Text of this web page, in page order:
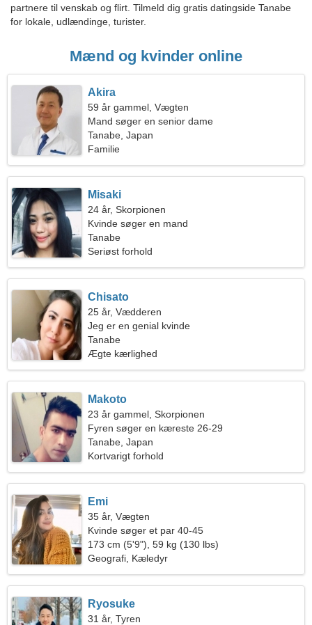
partnere til venskab og flirt. Tilmeld dig gratis datingside Tanabe
for lokale, udlændinge, turister.
Mænd og kvinder online
Akira
59 år gammel, Vægten
Mand søger en senior dame
Tanabe, Japan
Familie
Misaki
24 år, Skorpionen
Kvinde søger en mand
Tanabe
Seriøst forhold
Chisato
25 år, Vædderen
Jeg er en genial kvinde
Tanabe
Ægte kærlighed
Makoto
23 år gammel, Skorpionen
Fyren søger en kæreste 26-29
Tanabe, Japan
Kortvarigt forhold
Emi
35 år, Vægten
Kvinde søger et par 40-45
173 cm (5'9"), 59 kg (130 lbs)
Geografi, Kæledyr
Ryosuke
31 år, Tyren